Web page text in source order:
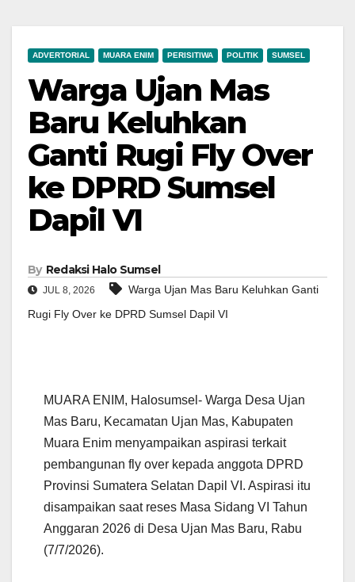
ADVERTORIAL MUARA ENIM PERISITIWA POLITIK SUMSEL
Warga Ujan Mas
Baru Keluhkan
Ganti Rugi Fly Over
ke DPRD Sumsel
Dapil VI
By Redaksi Halo Sumsel
JUL 8, 2026
Warga Ujan Mas Baru Keluhkan Ganti
Rugi Fly Over ke DPRD Sumsel Dapil VI
MUARA ENIM, Halosumsel- Warga Desa Ujan
Mas Baru, Kecamatan Ujan Mas, Kabupaten
Muara Enim menyampaikan aspirasi terkait
pembangunan fly over kepada anggota DPRD
Provinsi Sumatera Selatan Dapil VI. Aspirasi itu
disampaikan saat reses Masa Sidang VI Tahun
Anggaran 2026 di Desa Ujan Mas Baru, Rabu
(7/7/2026).